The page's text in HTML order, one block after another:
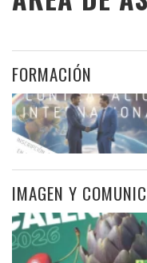
FORMACIÓN
IMAGEN Y